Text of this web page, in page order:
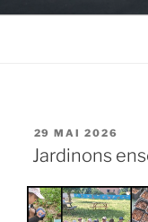
PUBLIÉ
LE
29 MAI 2026
Jardinons